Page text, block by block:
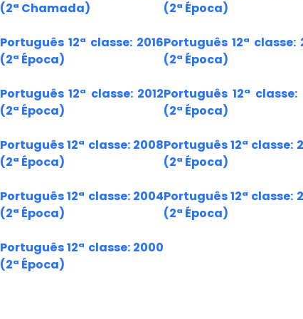
(2ª Chamada)
(2ª Época)
Português 12ª classe: 2016
(2ª Época)
Português 12ª classe:
(2ª Época)
Português 12ª classe: 2012
(2ª Época)
Português 12ª classe:
(2ª Época)
Português 12ª classe: 2008
(2ª Época)
Português 12ª classe:
(2ª Época)
Português 12ª classe: 2004
(2ª Época)
Português 12ª classe:
(2ª Época)
Português 12ª classe: 2000
(2ª Época)